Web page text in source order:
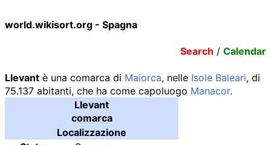
world.wikisort.org - Spagna
Search / Calendar
Llevant è una comarca di Maiorca, nelle Isole Baleari, di
75.137 abitanti, che ha come capoluogo Manacor.
Llevant
comarca
Localizzazione